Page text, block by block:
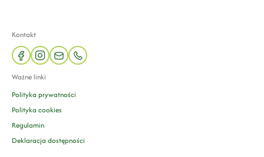
Kontakt
facebookinstagram
mail phone
Ważne linki
Polityka prywatności
Polityka cookies
Regulamin
Deklaracja dostępności